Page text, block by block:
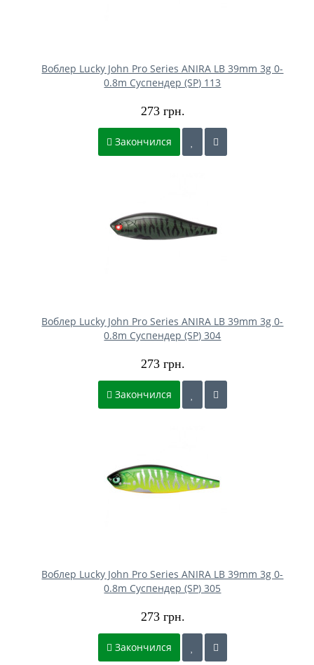
Воблер Lucky John Pro Series ANIRA LB 39mm 3g 0-
0.8m Cуспендер (SP) 113
273 грн.
Закончился
Воблер Lucky John Pro Series ANIRA LB 39mm 3g 0-
0.8m Cуспендер (SP) 304
273 грн.
Закончился
Воблер Lucky John Pro Series ANIRA LB 39mm 3g 0-
0.8m Cуспендер (SP) 305
273 грн.
Закончился